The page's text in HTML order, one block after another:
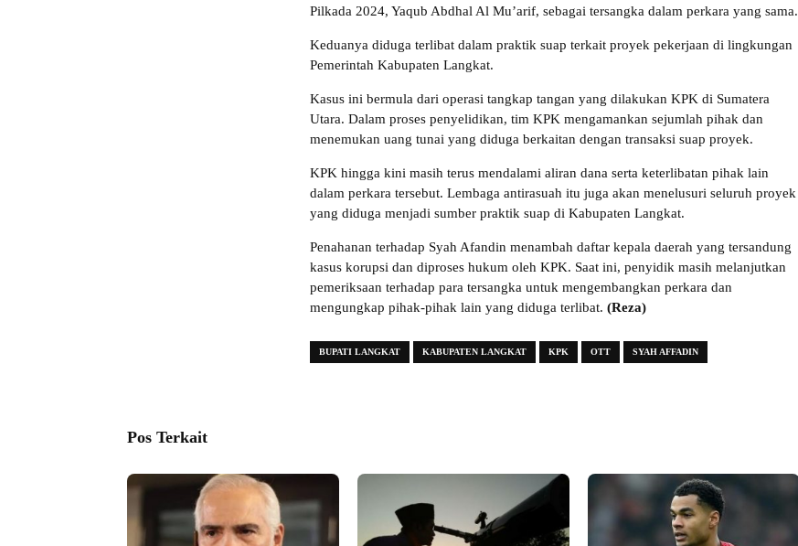
Pilkada 2024, Yaqub Abdhal Al Mu’arif, sebagai tersangka dalam perkara yang sama.
Keduanya diduga terlibat dalam praktik suap terkait proyek pekerjaan di lingkungan
Pemerintah Kabupaten Langkat.
Kasus ini bermula dari operasi tangkap tangan yang dilakukan KPK di Sumatera
Utara. Dalam proses penyelidikan, tim KPK mengamankan sejumlah pihak dan
menemukan uang tunai yang diduga berkaitan dengan transaksi suap proyek.
KPK hingga kini masih terus mendalami aliran dana serta keterlibatan pihak lain
dalam perkara tersebut. Lembaga antirasuah itu juga akan menelusuri seluruh proyek
yang diduga menjadi sumber praktik suap di Kabupaten Langkat.
Penahanan terhadap Syah Afandin menambah daftar kepala daerah yang tersandung
kasus korupsi dan diproses hukum oleh KPK. Saat ini, penyidik masih melanjutkan
pemeriksaan terhadap para tersangka untuk mengembangkan perkara dan
mengungkap pihak-pihak lain yang diduga terlibat. (Reza)
BUPATI LANGKAT KABUPATEN LANGKAT KPK OTT SYAH AFFADIN
Pos Terkait